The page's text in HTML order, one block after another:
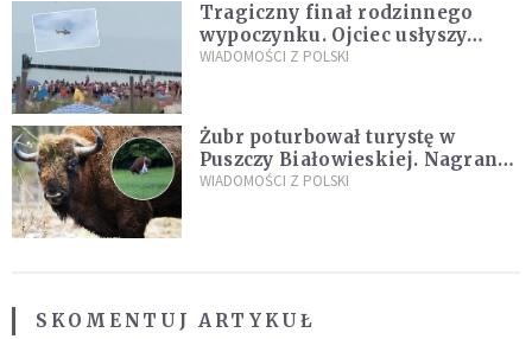
Tragiczny finał rodzinnego
wypoczynku. Ojciec usłyszy
zarzuty
WIADOMOŚCI Z POLSKI
Żubr poturbował turystę w
Puszczy Białowieskiej. Nagranie
daje do myślenia
WIADOMOŚCI Z POLSKI
SKOMENTUJ ARTYKUŁ